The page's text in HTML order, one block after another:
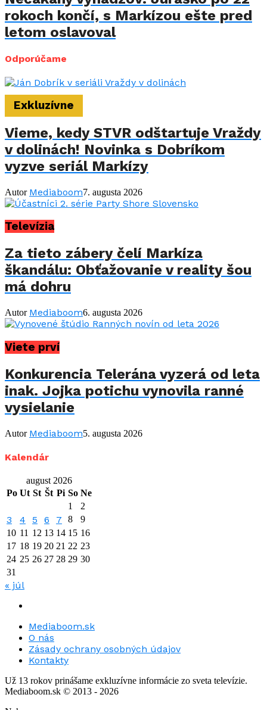
rokoch končí, s Markízou ešte pred
letom oslavoval
Odporúčame
Exkluzívne
Vieme, kedy STVR odštartuje Vraždy
v dolinách! Novinka s Dobríkom
vyzve seriál Markízy
Autor Mediaboom7. augusta 2026
Televízia
Za tieto zábery čelí Markíza
škandálu: Obťažovanie v reality šou
má dohru
Autor Mediaboom6. augusta 2026
Viete prví
Konkurencia Telerána vyzerá od leta
inak. Jojka potichu vynovila ranné
vysielanie
Autor Mediaboom5. augusta 2026
Kalendár
august 2026
Po Ut St Št Pi So Ne
1
2
3 4 5 6 7 8
9
10 11 12 13 14 15 16
17 18 19 20 21 22 23
24 25 26 27 28 29 30
31
« júl
Mediaboom.sk
O nás
Zásady ochrany osobných údajov
Kontakty
Už 13 rokov prinášame exkluzívne informácie zo sveta televízie.
Mediaboom.sk © 2013 - 2026